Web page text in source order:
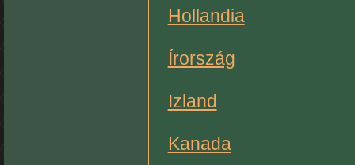
Hollandia
Írország
Izland
Kanada